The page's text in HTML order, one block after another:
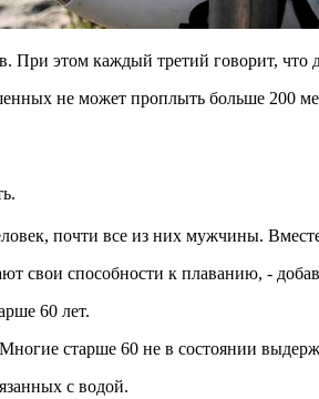
этом каждый третий говорит, что
не может проплыть больше 200
почти все из них мужчины.
свои способности к плаванию, -
60 лет.
старше 60 не в состоянии
с водой.